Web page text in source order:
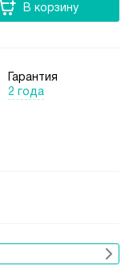
В корзину
Гарантия
2 года